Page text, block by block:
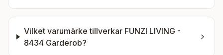
Vilket varumärke tillverkar FUNZI LIVING -
8434 Garderob?